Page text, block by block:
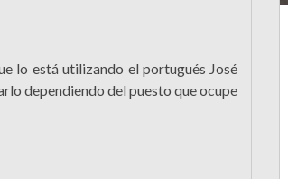
lo está utilizando el portugués José
dependiendo del puesto que ocupe